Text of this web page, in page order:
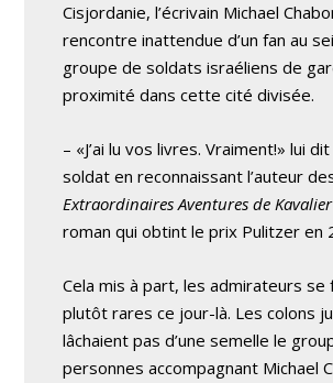
Cisjordanie, l’écrivain Michael
rencontre inattendue d’un fan au
groupe de soldats israéliens de
proximité dans cette cité divisée.
– «J’ai lu vos livres. Vraiment!» lui
soldat en reconnaissant l’auteur
Extraordinaires Aventures de
roman qui obtint le prix Pulitzer en
Cela mis à part, les admirateurs se
plutôt rares ce jour-là. Les colons
lâchaient pas d’une semelle le
personnes accompagnant Michael